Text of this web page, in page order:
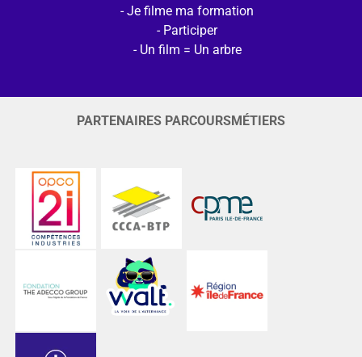
Je filme ma formation
Participer
Un film = Un arbre
PARTENAIRES PARCOURSMÉTIERS